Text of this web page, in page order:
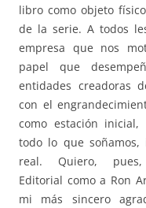
libro como objeto
de la serie. A todos
empresa que nos
papel que
entidades creadoras
con el
como estación
todo lo que soñamos,
real. Quiero,
Editorial como a Ron
mi más sincero